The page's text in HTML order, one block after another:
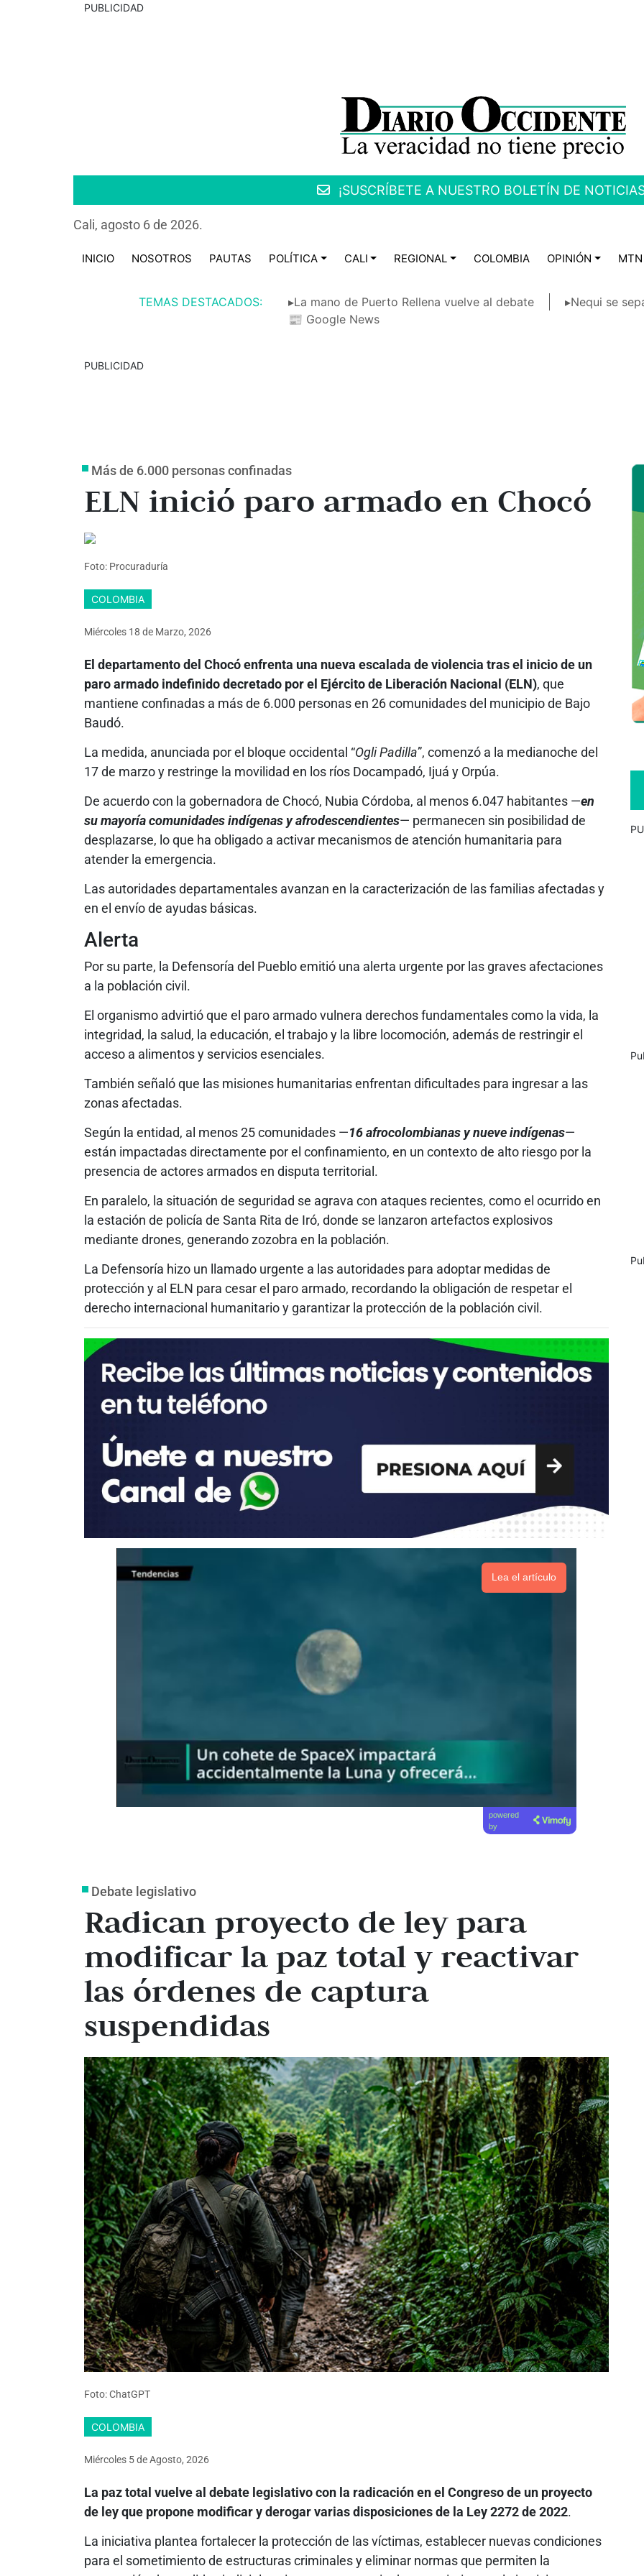
PUBLICIDAD
¡SUSCRÍBETE A NUESTRO BOLETÍN DE
Cali, agosto 6 de 2026.
INICIO NOSOTROS PAUTAS POLÍTICA CALI REGIONAL COLOMBIA OPINIÓN MTN
TEMAS DESTACADOS: ▸La mano de Puerto Rellena vuelve al debate
▸Nequi se
📰 Google News
PUBLICIDAD
Más de 6.000 personas confinadas
ELN inició paro armado en Chocó
Foto: Procuraduría
COLOMBIA
Miércoles 18 de Marzo, 2026
El departamento del Chocó enfrenta una nueva escalada de violencia tras el inicio de un
paro armado indefinido decretado por el Ejército de Liberación Nacional (ELN), que
mantiene confinadas a más de 6.000 personas en 26 comunidades del municipio de Bajo
Baudó.
La medida, anunciada por el bloque occidental “Ogli Padilla”, comenzó a la medianoche del
17 de marzo y restringe la movilidad en los ríos Docampadó, Ijuá y Orpúa.
De acuerdo con la gobernadora de Chocó, Nubia Córdoba, al menos 6.047 habitantes —en
su mayoría comunidades indígenas y afrodescendientes— permanecen sin posibilidad de
desplazarse, lo que ha obligado a activar mecanismos de atención humanitaria para
atender la emergencia.
Las autoridades departamentales avanzan en la caracterización de las familias afectadas y
en el envío de ayudas básicas.
Alerta
Por su parte, la Defensoría del Pueblo emitió una alerta urgente por las graves afectaciones
a la población civil.
El organismo advirtió que el paro armado vulnera derechos fundamentales como la vida, la
integridad, la salud, la educación, el trabajo y la libre locomoción, además de restringir el
acceso a alimentos y servicios esenciales.
También señaló que las misiones humanitarias enfrentan dificultades para ingresar a las
zonas afectadas.
Según la entidad, al menos 25 comunidades —16 afrocolombianas y nueve indígenas—
están impactadas directamente por el confinamiento, en un contexto de alto riesgo por la
presencia de actores armados en disputa territorial.
En paralelo, la situación de seguridad se agrava con ataques recientes, como el ocurrido en
la estación de policía de Santa Rita de Iró, donde se lanzaron artefactos explosivos
mediante drones, generando zozobra en la población.
La Defensoría hizo un llamado urgente a las autoridades para adoptar medidas de
protección y al ELN para cesar el paro armado, recordando la obligación de respetar el
derecho internacional humanitario y garantizar la protección de la población civil.
Lea el artículo
powered
by
Debate legislativo
Radican proyecto de ley para
modificar la paz total y reactivar
las órdenes de captura
suspendidas
Foto: ChatGPT
COLOMBIA
Miércoles 5deAgosto, 2026
La paz total vuelve al debate legislativo con la radicación en el Congreso de un proyecto
de ley que propone modificar y derogar varias disposiciones de la Ley 2272 de 2022.
La iniciativa plantea fortalecer la protección de las víctimas, establecer nuevas condiciones
para el sometimiento de estructuras criminales y eliminar normas que permiten la